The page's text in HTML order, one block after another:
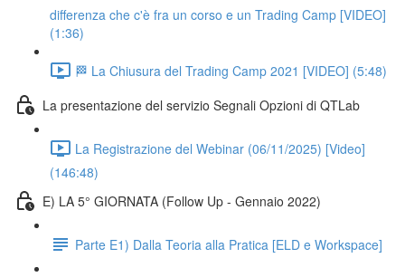
differenza che c'è fra un corso e un Trading Camp [VIDEO]
(1:36)
🏁 La Chiusura del Trading Camp 2021 [VIDEO] (5:48)
La presentazione del servizio Segnali Opzioni di QTLab
La Registrazione del Webinar (06/11/2025) [Video]
(146:48)
E) LA 5° GIORNATA (Follow Up - Gennaio 2022)
Parte E1) Dalla Teoria alla Pratica [ELD e Workspace]